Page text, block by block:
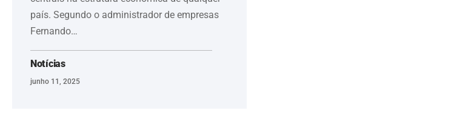
país. Segundo o administrador de empresas
Fernando…
Notícias
junho 11, 2025